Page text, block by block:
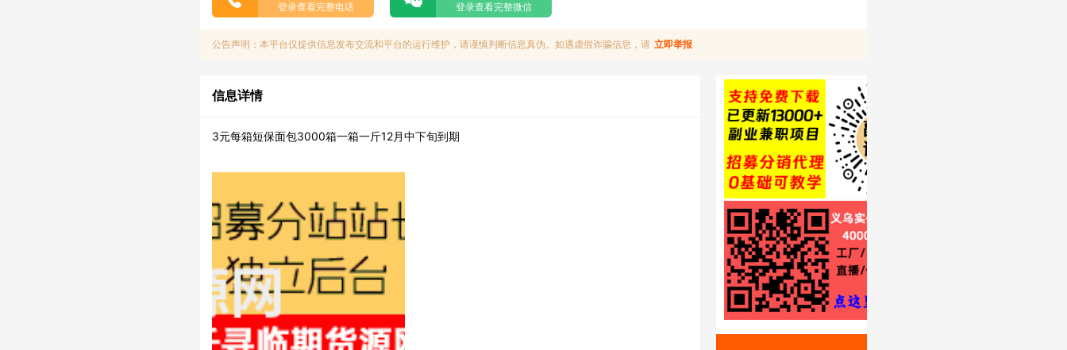
登录查看完整电话 登录查看完整微信
公告声明：本平台仅提供信息发布交流和平台的运行维护，请谨慎判断信息真伪。如遇虚假诈骗信息，请 立即举报
信息详情
3元每箱短保面包3000箱一箱一斤12月中下旬到期